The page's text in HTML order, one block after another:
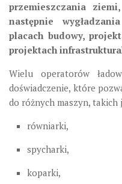
przemieszczania
następnie
placach budowy,
projektach
Wielu operatorów
doświadczenie, które
do różnych maszyn, takich
równiarki,
spycharki,
koparki,